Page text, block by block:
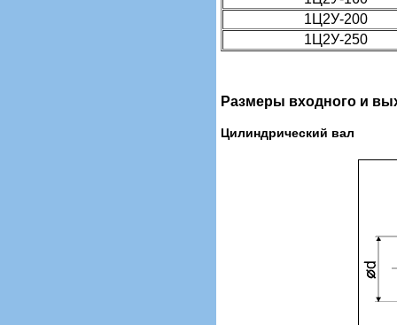
1Ц2У-200
1Ц2У-250
Размеры входного и
Цилиндрический вал